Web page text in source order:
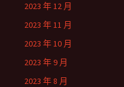
2023 年 12 月
2023 年 11 月
2023 年 10 月
2023 年 9 月
2023 年 8 月